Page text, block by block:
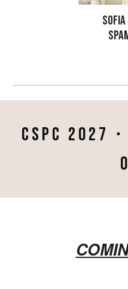
C S P C 2 0 27 ・